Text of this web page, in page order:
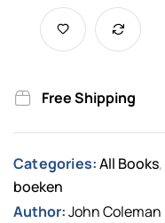
Free Shipping
Categories: All Books,
boeken
Author:John Coleman